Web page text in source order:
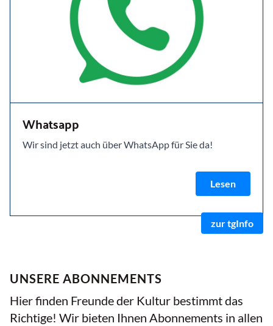
Whatsapp
Wir sind jetzt auch über WhatsApp für Sie da!
Lesen
zur tgInfo
UNSERE ABONNEMENTS
Hier finden Freunde der Kultur bestimmt das
Richtige! Wir bieten Ihnen Abonnements in allen